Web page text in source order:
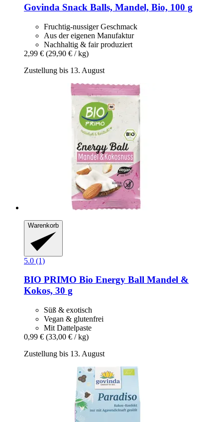
Govinda Snack Balls, Mandel, Bio, 100 g
Fruchtig-nussiger Geschmack
Aus der eigenen Manufaktur
Nachhaltig & fair produziert
2,99 € (29,90 € / kg)
Zustellung bis 13. August
Warenkorb
5.0 (1)
BIO PRIMO Bio Energy Ball Mandel &
Kokos, 30 g
Süß & exotisch
Vegan & glutenfrei
Mit Dattelpaste
0,99 € (33,00 € / kg)
Zustellung bis 13. August